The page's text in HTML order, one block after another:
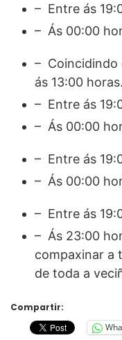
– Entre ás
– Ás 00:00
– Coincidindo
ás 13:00 horas.
– Entre ás
– Ás 00:00
– Entre ás
– Ás 00:00
– Entre ás
– Ás 23:00
compaxinar a
de toda a
Compartir: